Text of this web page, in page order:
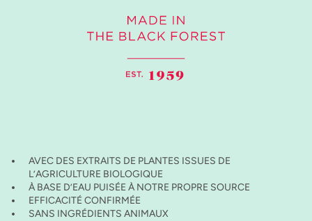
AVEC DES EXTRAITS DE PLANTES ISSUES DE
L’AGRICULTURE BIOLOGIQUE
À BASE D’EAU PUISÉE À NOTRE PROPRE SOURCE
EFFICACITÉ CONFIRMÉE
SANS INGRÉDIENTS ANIMAUX